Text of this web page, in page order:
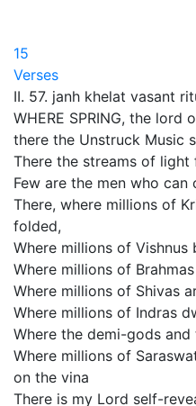
15
Verses
II. 57. janh khelat vasant
WHERE SPRING, the lord
there the Unstruck Music
There the streams of
Few are the men who
There, where millions of
folded,
Where millions of Vishnus
Where millions of
Where millions of Shivas
Where millions of Indras
Where the demi-gods and
Where millions of
on the vina
There is my Lord self-